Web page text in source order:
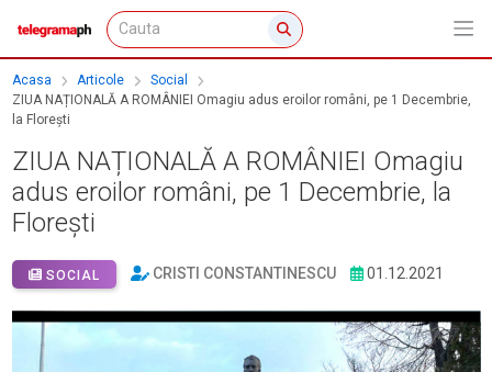
Acasa Articole
Social
ZIUA NAȚIONALĂ A ROMÂNIEI Omagiu adus eroilor români, pe 1 Decembrie,
la Florești
ZIUA NAȚIONALĂ A ROMÂNIEI Omagiu
adus eroilor români, pe 1 Decembrie, la
Florești
SOCIAL CRISTI CONSTANTINESCU 01.12.2021